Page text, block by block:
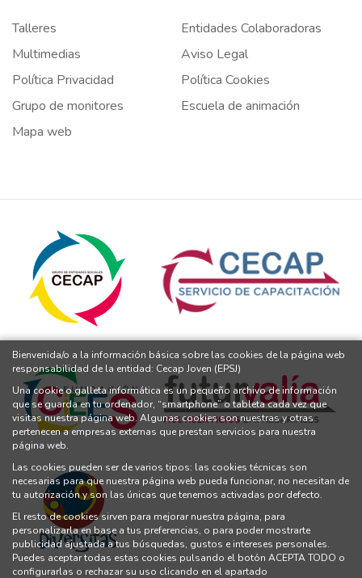
Talleres
Entidades Colaboradoras
Multimedias
Aviso Legal
Política Privacidad
Política Cookies
Grupo de monitores
Escuela de animación
Mapa web
Bienvenida/o a la información básica sobre las cookies de la página web
responsabilidad de la entidad: Cecap Joven (EPSJ)
Una cookie o galleta informática es un pequeño archivo de información
que se guarda en tu ordenador, “smartphone” o tableta cada vez que
visitas nuestra página web. Algunas cookies son nuestras y otras
pertenecen a empresas externas que prestan servicios para nuestra
página web.
Las cookies pueden ser de varios tipos: las cookies técnicas son
necesarias para que nuestra página web pueda funcionar, no necesitan de
tu autorización y son las únicas que tenemos activadas por defecto.
El resto de cookies sirven para mejorar nuestra página, para
personalizarla en base a tus preferencias, o para poder mostrarte
publicidad ajustada a tus búsquedas, gustos e intereses personales.
Puedes aceptar todas estas cookies pulsando el botón ACEPTA TODO o
configurarlas o rechazar su uso clicando en el apartado